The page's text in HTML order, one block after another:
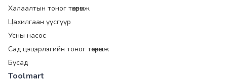
Халаалтын тоног төхөөрөмж
Цахилгаан үүсгүүр
Усны насос
Сад цэцэрлэгийн тоног төхөөрөмж
Бусад
Toolmart